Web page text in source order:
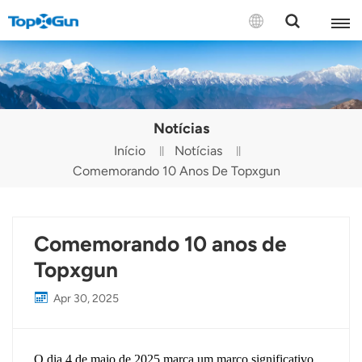
CONTATE-NOS
English
Español
Русский
Português(Brasil)
Notícias
Início
Notícias
Comemorando 10 Anos De Topxgun
Comemorando 10 anos de
Topxgun
Apr 30, 2025